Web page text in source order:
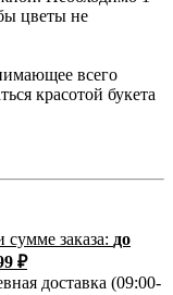
цветы не
всего
красотой букета
сумме заказа: до
₽
доставка (09:00-